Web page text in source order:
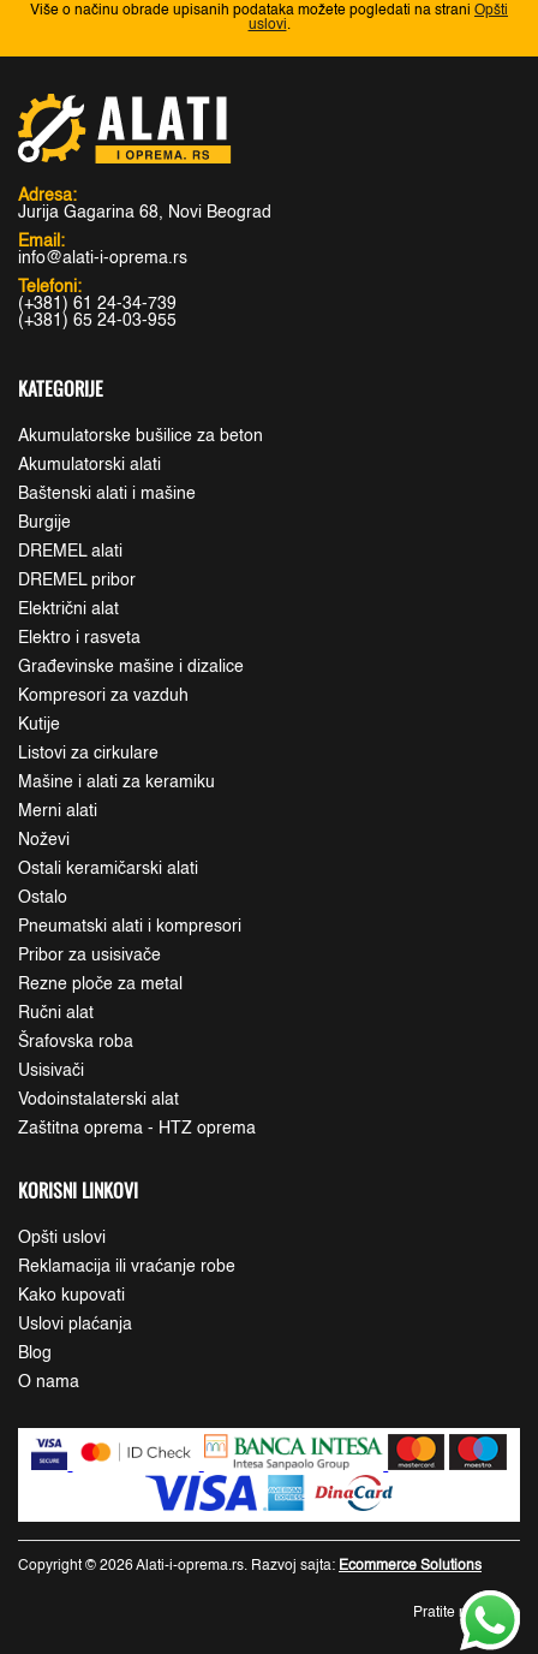
Više o načinu obrade upisanih podataka možete pogledati na strani Opšti
uslovi .
Adresa:
Jurija Gagarina 68, Novi Beograd
Email:
info@alati-i-oprema.rs
Telefoni:
(+381) 61 24-34-739
(+381) 65 24-03-955
KATEGORIJE
Akumulatorske bušilice za beton
Akumulatorski alati
Baštenski alati i mašine
Burgije
DREMEL alati
DREMEL pribor
Električni alat
Elektro i rasveta
Građevinske mašine i dizalice
Kompresori za vazduh
Kutije
Listovi za cirkulare
Mašine i alati za keramiku
Merni alati
Noževi
Ostali keramičarski alati
Ostalo
Pneumatski alati i kompresori
Pribor za usisivače
Rezne ploče za metal
Ručni alat
Šrafovska roba
Usisivači
Vodoinstalaterski alat
Zaštitna oprema - HTZ oprema
KORISNI LINKOVI
Opšti uslovi
Reklamacija ili vraćanje robe
Kako kupovati
Uslovi plaćanja
Blog
O nama
Copyright © 2026 Alati-i-oprema.rs. Razvoj sajta: Ecommerce Solutions
Pratite nas: